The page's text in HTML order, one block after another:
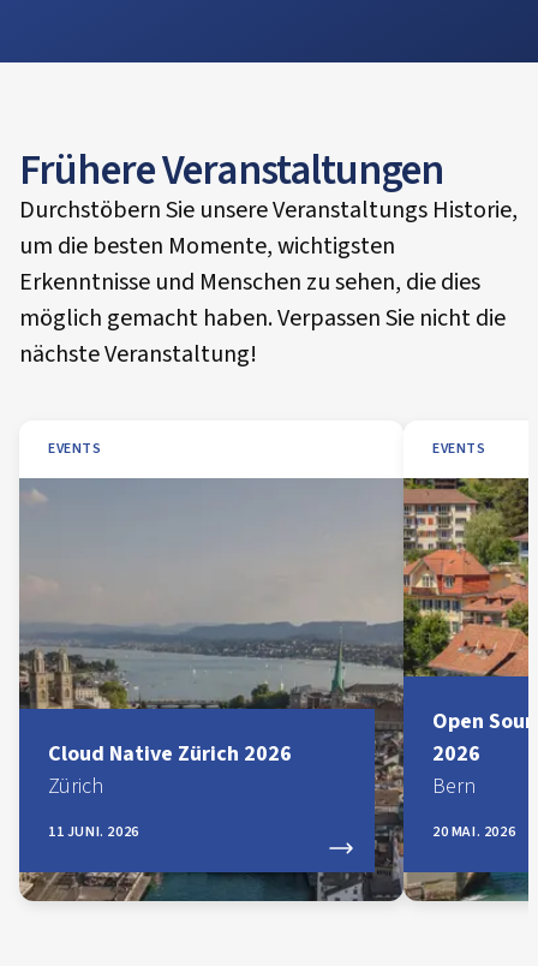
Frühere Veranstaltungen
Durchstöbern Sie unsere Veranstaltungs Historie,
um die besten Momente, wichtigsten
Erkenntnisse und Menschen zu sehen, die dies
möglich gemacht haben. Verpassen Sie nicht die
nächste Veranstaltung!
EVENTS
Cloud Native Zürich 2026
Zürich
11 JUNI. 2026
EVENTS
Open
2026
Bern
20 MAI. 2026